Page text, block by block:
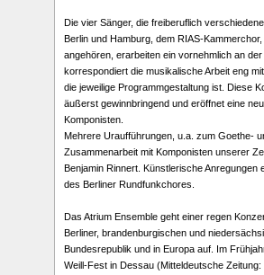
Die vier Sänger, die freiberuflich
Berlin und Hamburg, dem RIAS-
angehören, erarbeiten ein vornehmlich an
korrespondiert die musikalische Arbeit eng
die jeweilige Programmgestaltung ist. Diese
äußerst gewinnbringend und eröffnet eine
Komponisten.
Mehrere Uraufführungen, u.a. zum Goethe-
Zusammenarbeit mit Komponisten unserer
Benjamin Rinnert. Künstlerische
des Berliner Rundfunkchores.
Das Atrium Ensemble geht einer regen
Berliner, brandenburgischen und
Bundesrepublik und in Europa auf. Im
Weill-Fest in Dessau (Mitteldeutsche